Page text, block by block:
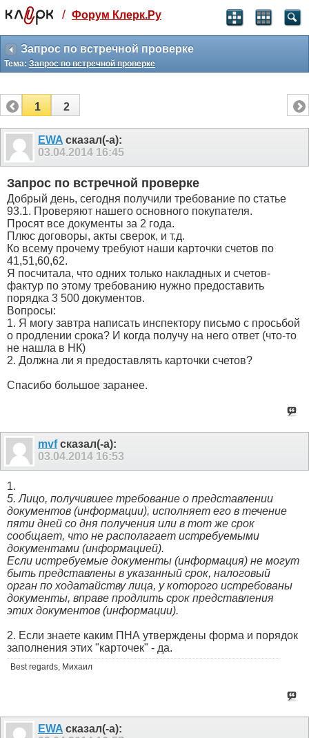
Святые угодники, Клерк без рекламы
прекрасен:)
месяц
3 месяца
259 ₽
-10%
полгода
499 ₽
-15%
Отмена Оплатить
/ Форум Клерк.Ру
Запрос по встречной проверке
Тема: Запрос по встречной проверке
1 2
EWA сказал(-а):
03.04.2014 16:45
Запрос по встречной проверке
Добрый день, сегодня получили требование по статье
93.1. Проверяют нашего основного покупателя.
Просят все документы за 2 года.
Плюс договоры, акты сверок, и т.д.
Ко всему прочему требуют наши карточки счетов по
41,51,60,62.
Я посчитала, что одних только накладных и счетов-
фактур по этому требованию нужно предоставить
порядка 3 500 документов.
Вопросы:
1. Я могу завтра написать инспектору письмо с просьбой
о продлении срока? И когда получу на него ответ (что-то
не нашла в НК)
2. Должна ли я предоставлять карточки счетов?
Спасибо большое заранее.
mvfсказал(-а):
03.04.2014 16:53
1.
5. Лицо, получившее требование о представлении
документов (информации), исполняет его в течение
пяти дней со дня получения или в тот же срок
сообщает, что не располагает истребуемыми
документами (информацией).
Если истребуемые документы (информация) не могут
быть представлены в указанный срок, налоговый
орган по ходатайству лица, у которого истребованы
документы, вправе продлить срок представления
этих документов (информации).
2. Если знаете каким ПНА утверждены форма и порядок
заполнения этих "карточек" - да.
Best regards, Михаил
EWA сказал(-а):